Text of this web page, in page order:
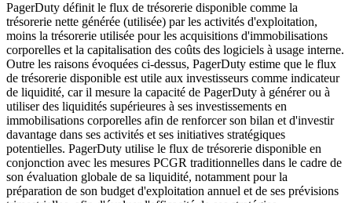
PagerDuty définit le flux de trésorerie disponible comme la
trésorerie nette générée (utilisée) par les activités d'exploitation,
moins la trésorerie utilisée pour les acquisitions d'immobilisations
corporelles et la capitalisation des coûts des logiciels à usage interne.
Outre les raisons évoquées ci-dessus, PagerDuty estime que le flux
de trésorerie disponible est utile aux investisseurs comme indicateur
de liquidité, car il mesure la capacité de PagerDuty à générer ou à
utiliser des liquidités supérieures à ses investissements en
immobilisations corporelles afin de renforcer son bilan et d'investir
davantage dans ses activités et ses initiatives stratégiques
potentielles. PagerDuty utilise le flux de trésorerie disponible en
conjonction avec les mesures PCGR traditionnelles dans le cadre de
son évaluation globale de sa liquidité, notamment pour la
préparation de son budget d'exploitation annuel et de ses prévisions